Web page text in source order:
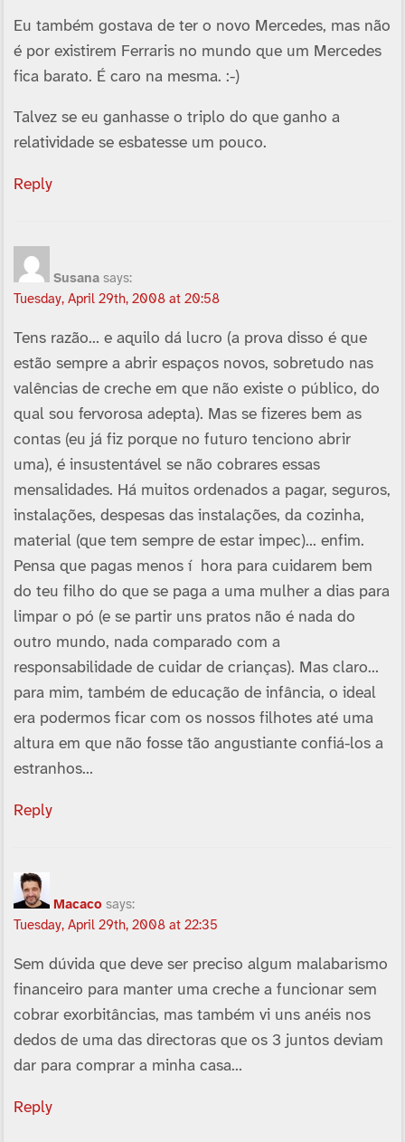
Eu também gostava de ter o novo Mercedes, mas não
é por existirem Ferraris no mundo que um Mercedes
fica barato. É caro na mesma. :-)
Talvez se eu ganhasse o triplo do que ganho a
relatividade se esbatesse um pouco.
Reply
Susana says:
Tuesday, April 29th, 2008 at 20:58
Tens razão… e aquilo dá lucro (a prova disso é que
estão sempre a abrir espaços novos, sobretudo nas
valências de creche em que não existe o público, do
qual sou fervorosa adepta). Mas se fizeres bem as
contas (eu já fiz porque no futuro tenciono abrir
uma), é insustentável se não cobrares essas
mensalidades. Há muitos ordenados a pagar, seguros,
instalações, despesas das instalações, da cozinha,
material (que tem sempre de estar impec)… enfim.
Pensa que pagas menos í hora para cuidarem bem
do teu filho do que se paga a uma mulher a dias para
limpar o pó (e se partir uns pratos não é nada do
outro mundo, nada comparado com a
responsabilidade de cuidar de crianças). Mas claro…
para mim, também de educação de infância, o ideal
era podermos ficar com os nossos filhotes até uma
altura em que não fosse tão angustiante confiá-los a
estranhos…
Reply
Macaco says:
Tuesday, April 29th, 2008 at 22:35
Sem dúvida que deve ser preciso algum malabarismo
financeiro para manter uma creche a funcionar sem
cobrar exorbitâncias, mas também vi uns anéis nos
dedos de uma das directoras que os 3 juntos deviam
dar para comprar a minha casa…
Reply